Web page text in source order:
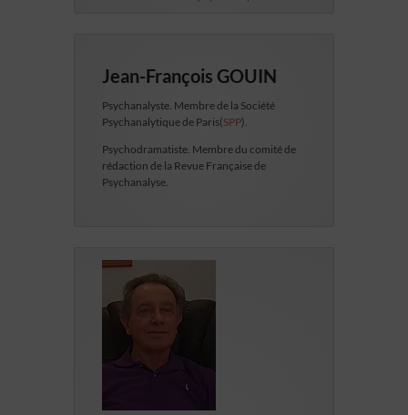
Jean-François GOUIN
Psychanalyste. Membre de la Société
Psychanalytique de Paris(SPP).
Psychodramatiste. Membre du comité de
rédaction de la Revue Française de
Psychanalyse.